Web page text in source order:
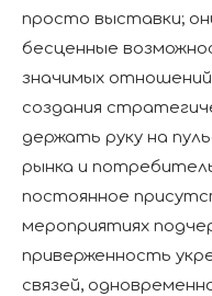
просто выставки;
бесценные
значимых
создания
держать руку на
рынка и
постоянное
мероприятиях
приверженность
связей,